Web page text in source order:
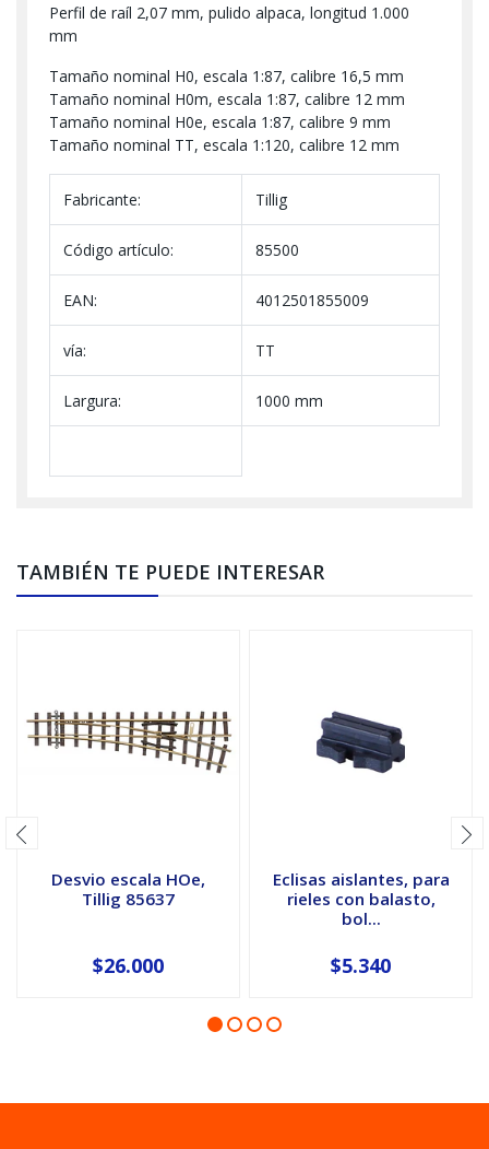
Perfil de raíl 2,07 mm, pulido alpaca, longitud 1.000
mm
Tamaño nominal H0, escala 1:87, calibre 16,5 mm
Tamaño nominal H0m, escala 1:87, calibre 12 mm
Tamaño nominal H0e, escala 1:87, calibre 9 mm
Tamaño nominal TT, escala 1:120, calibre 12 mm
Fabricante: Tillig
Código artículo: 85500
EAN: 4012501855009
vía: TT
Largura: 1000 mm
TAMBIÉN TE PUEDE INTERESAR
Desvio escala HOe,
Tillig 85637
$26.000
Eclisas aislantes, para
rieles con balasto,
bol...
$5.340